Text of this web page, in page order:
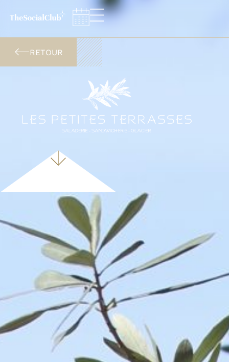
RETOUR
Panneau de gestion des cookies